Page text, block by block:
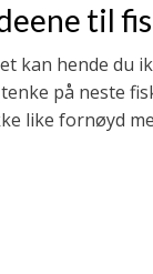
til
kan hende du
på neste
like fornøyd